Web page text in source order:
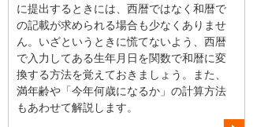
に提出するときには、西暦ではなく和暦で
の記載が求められる場合も少なくありませ
ん。いざというときに慌てないよう、西暦
で入力してある生年月日を関数で和暦に変
換する方法を覚えておきましょう。また、
満年齢や「今年何歳になるか」の計算方法
もあわせて解説します。